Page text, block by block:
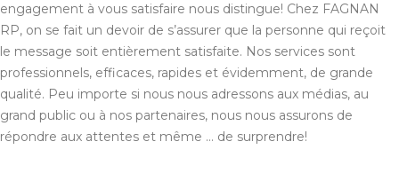
engagement à vous satisfaire nous distingue! Chez FAGNAN
RP, on se fait un devoir de s’assurer que la personne qui reçoit
le message soit entièrement satisfaite. Nos services sont
professionnels, efficaces, rapides et évidemment, de grande
qualité. Peu importe si nous nous adressons aux médias, au
grand public ou à nos partenaires, nous nous assurons de
répondre aux attentes et même … de surprendre!